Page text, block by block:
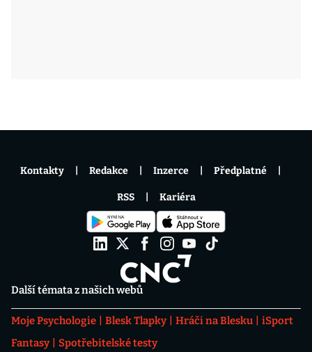
Další témata z našich webů
Moje Psychologie Blesk Tlapky Hráči na Blesku
iSport
Fantasy
Spotřebitelské testy
Kontakty Redakce Inzerce Předplatné
RSS Kariéra